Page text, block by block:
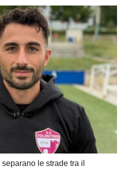
le strade tra il